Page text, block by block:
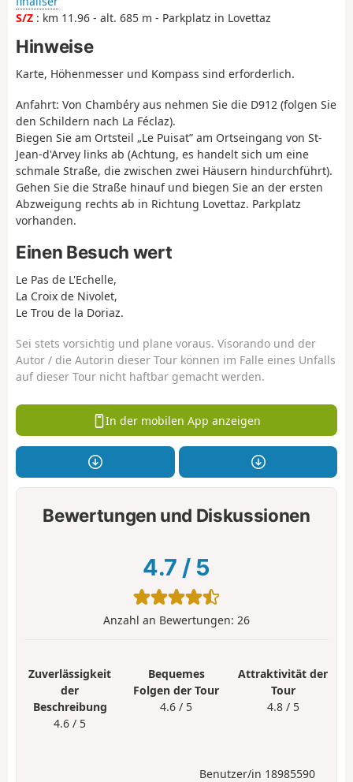
S/Z : km 11.96 - alt. 685 m - Parkplatz in Lovettaz
Hinweise
Karte, Höhenmesser und Kompass sind erforderlich.
Anfahrt: Von Chambéry aus nehmen Sie die D912 (folgen Sie
den Schildern nach La Féclaz).
Biegen Sie am Ortsteil „Le Puisat” am Ortseingang von St-
Jean-d'Arvey links ab (Achtung, es handelt sich um eine
schmale Straße, die zwischen zwei Häusern hindurchführt).
Gehen Sie die Straße hinauf und biegen Sie an der ersten
Abzweigung rechts ab in Richtung Lovettaz. Parkplatz
vorhanden.
Einen Besuch wert
Le Pas de L'Echelle,
La Croix de Nivolet,
Le Trou de la Doriaz.
Sei stets vorsichtig und plane voraus. Visorando und der
Autor / die Autorin dieser Tour können im Falle eines Unfalls
auf dieser Tour nicht haftbar gemacht werden.
In der mobilen App anzeigen
Bewertungen und Diskussionen
4.7 / 5
Anzahl an Bewertungen: 26
Zuverlässigkeit
der
Beschreibung
4.6 / 5
Bequemes
Folgen der Tour
4.6 / 5
Attraktivität der
Tour
4.8 / 5
Benutzer/in 18985590